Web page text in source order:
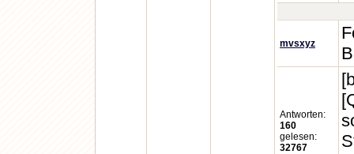
mvsxyz
Antworten:
160
gelesen:
32767